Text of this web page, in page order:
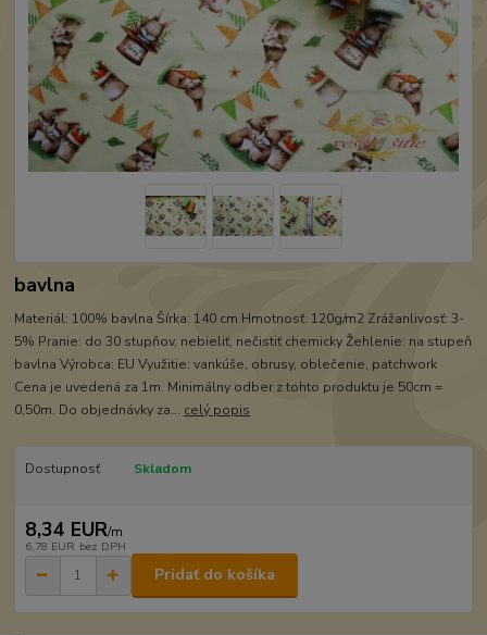
bavlna
Materiál: 100% bavlna Šírka: 140 cm Hmotnosť: 120g/m2 Zrážanlivosť: 3-
5% Pranie: do 30 stupňov, nebieliť, nečistiť chemicky Žehlenie: na stupeň
bavlna Výrobca: EU Využitie: vankúše, obrusy, oblečenie, patchwork
Cena je uvedená za 1m. Minimálny odber z tohto produktu je 50cm =
0,50m. Do objednávky za... celý popis
Dostupnosť Skladom
8,34 EUR/m
6,78 EUR bez DPH
Pridať do košíka